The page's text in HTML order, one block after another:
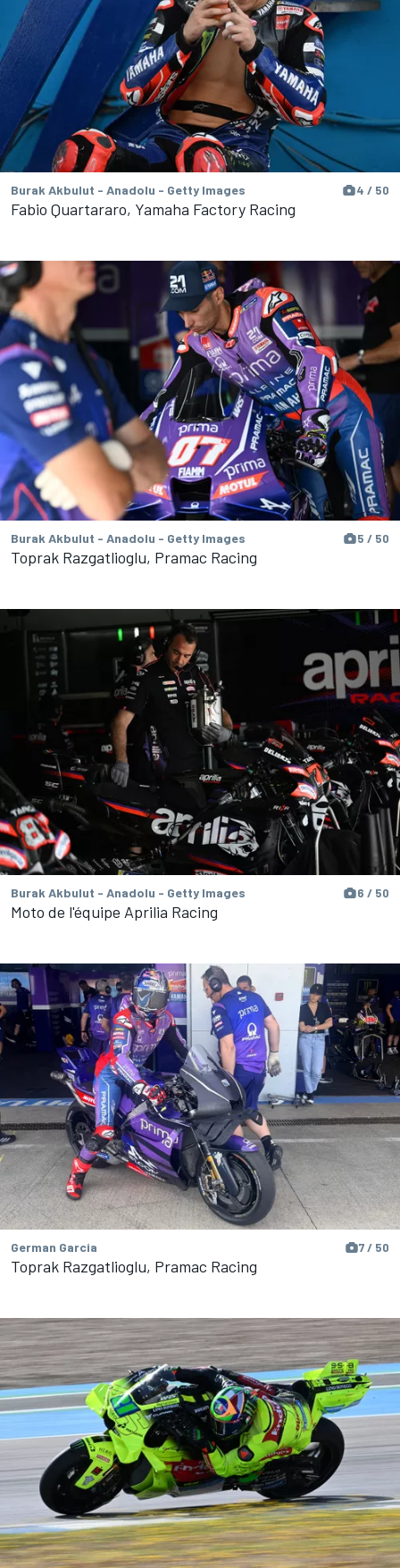
Burak Akbulut - Anadolu - Getty Images 4 / 50
Fabio Quartararo, Yamaha Factory Racing
Burak Akbulut - Anadolu - Getty Images 5 / 50
Toprak Razgatlioglu, Pramac Racing
Burak Akbulut - Anadolu - Getty Images 6 / 50
Moto de l'équipe Aprilia Racing
German Garcia 7 / 50
Toprak Razgatlioglu, Pramac Racing